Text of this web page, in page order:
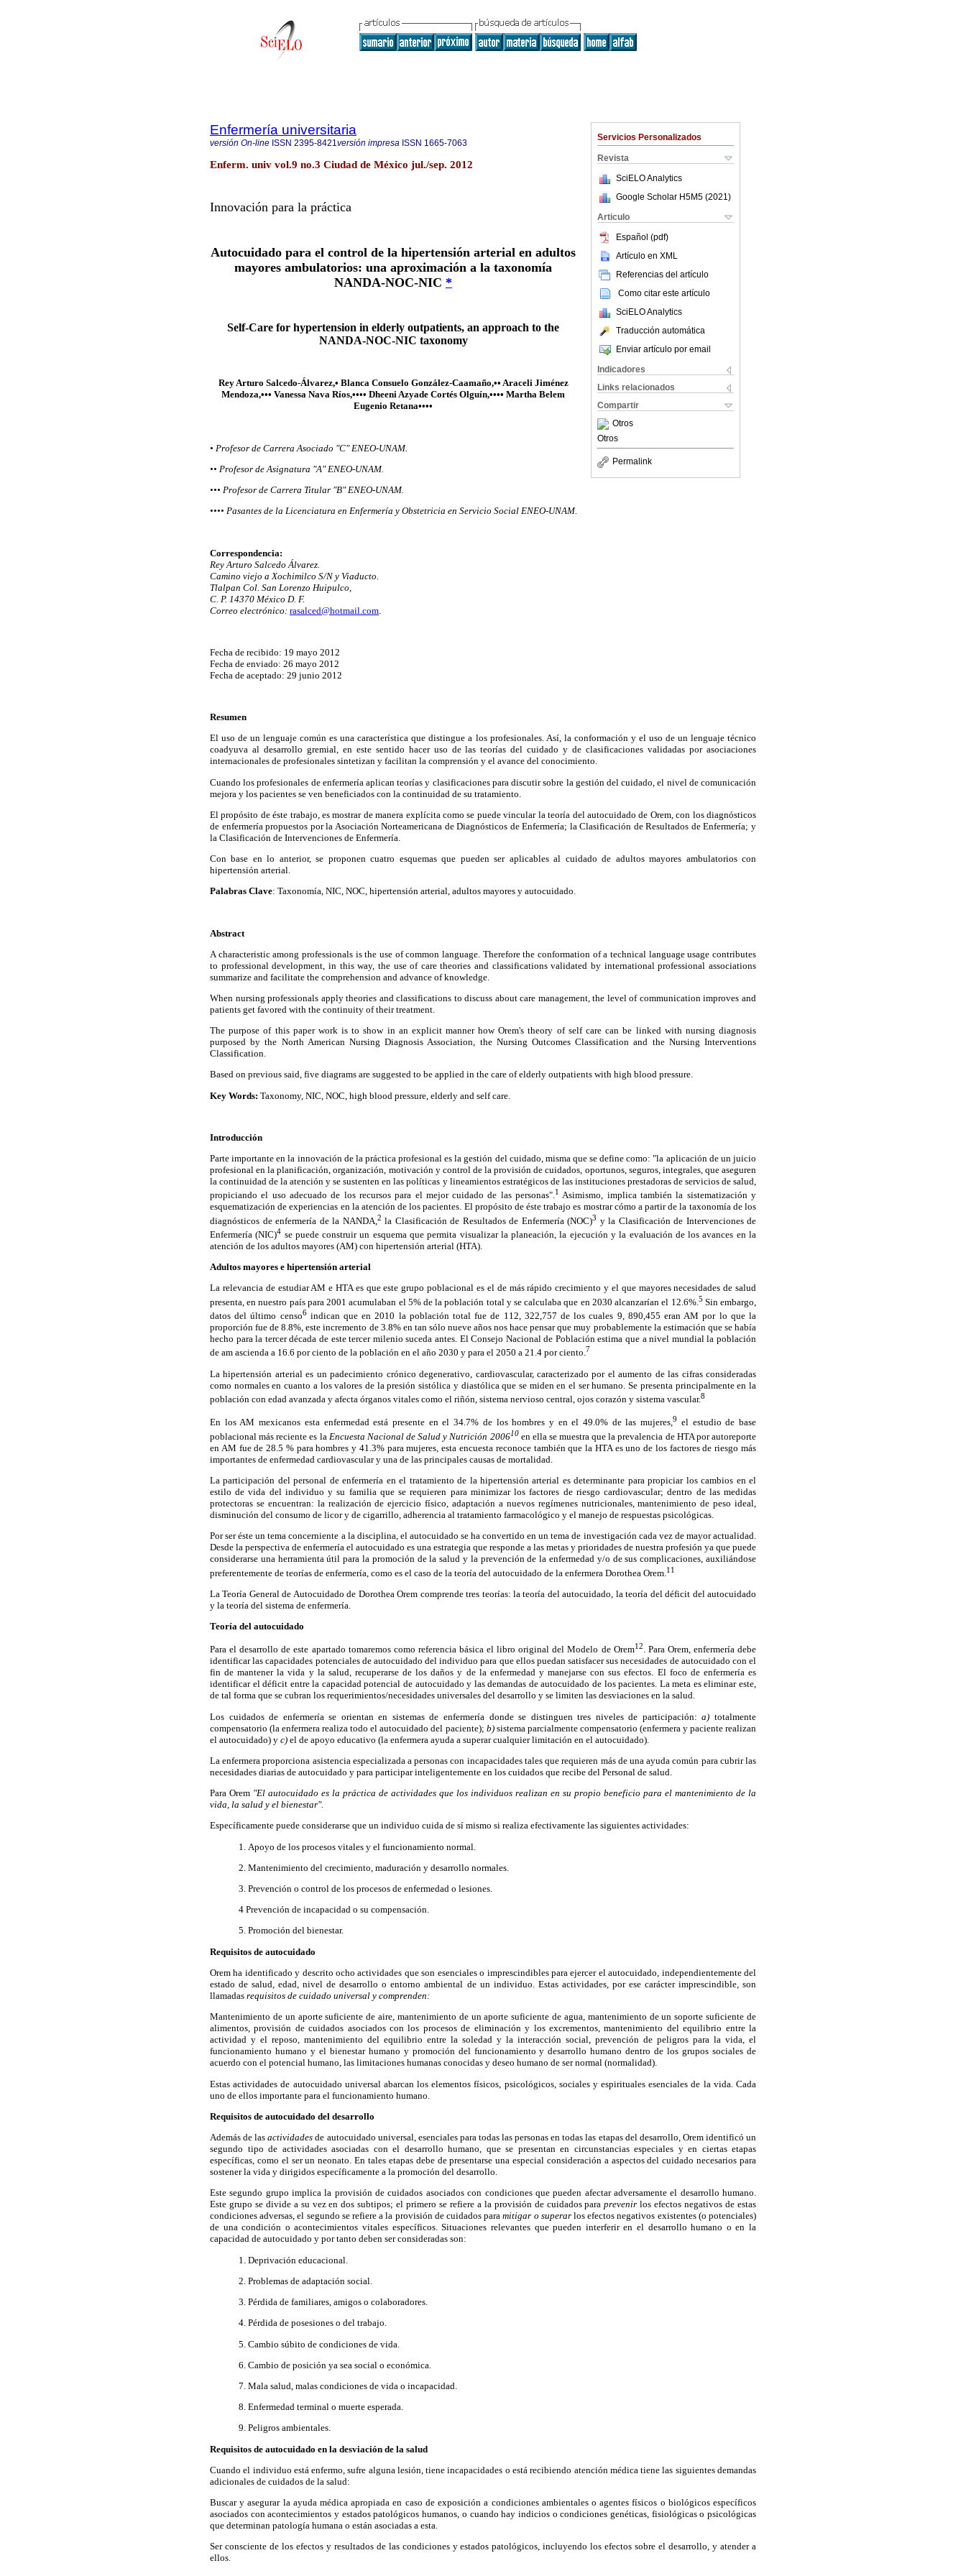
Servicios Personalizados
Revista
SciELO Analytics
Google Scholar H5M5 (2021 )
Articulo
Español (pdf)
Artículo en XML
Referencias del artículo
Como citar este artículo
SciELO Analytics
Traducción automática
Enviar artículo por email
Indicadores
Links relacionados
Compartir
Otros
Otros
Permalink
Enfermería universitaria
versión On-line ISSN 2395-8421versión impresa ISSN 1665-7063
Enferm. univ vol.9 no.3 Ciudad de México jul./sep. 2012
Innovación para la práctica
Autocuidado para el control de la hipertensión arterial en adultos
mayores ambulatorios: una aproximación a la taxonomía
NANDA-NOC-NIC *
Self-Care for hypertension in elderly outpatients, an approach to the
NANDA-NOC-NIC taxonomy
Rey Arturo Salcedo-Álvarez,• Blanca Consuelo González-Caamaño,•• Araceli Jiménez
Mendoza,••• Vanessa Nava Ríos,•••• Dheeni Azyade Cortés Olguín,•••• Martha Belem
Eugenio Retana••••
• Profesor de Carrera Asociado "C" ENEO-UNAM.
•• Profesor de Asignatura "A" ENEO-UNAM.
••• Profesor de Carrera Titular "B" ENEO-UNAM.
•••• Pasantes de la Licenciatura en Enfermería y Obstetricia en Servicio Social ENEO-UNAM.
Correspondencia:
Rey Arturo Salcedo Álvarez.
Camino viejo a Xochimilco S/N y Viaducto.
Tlalpan Col. San Lorenzo Huipulco,
C. P. 14370 México D. F.
Correo electrónico: rasalced@hotmail.com
Fecha de recibido: 19 mayo 2012
Fecha de enviado: 26 mayo 2012
Fecha de aceptado: 29 junio 2012
Resumen
El uso de un lenguaje común es una característica que distingue a los profesionales. Así, la conformación y el uso de un lenguaje técnico
coadyuva al desarrollo gremial, en este sentido hacer uso de las teorías del cuidado y de clasificaciones validadas por asociaciones
internacionales de profesionales sintetizan y facilitan la comprensión y el avance del conocimiento.
Cuando los profesionales de enfermería aplican teorías y clasificaciones para discutir sobre la gestión del cuidado, el nivel de comunicación
mejora y los pacientes se ven beneficiados con la continuidad de su tratamiento.
El propósito de éste trabajo, es mostrar de manera explícita como se puede vincular la teoría del autocuidado de Orem, con los diagnósticos
de enfermería propuestos por la Asociación Norteamericana de Diagnósticos de Enfermería; la Clasificación de Resultados de Enfermería; y
la Clasificación de Intervenciones de Enfermería.
Con base en lo anterior, se proponen cuatro esquemas que pueden ser aplicables al cuidado de adultos mayores ambulatorios con
hipertensión arterial.
Palabras Clave: Taxonomía, NIC, NOC, hipertensión arterial, adultos mayores y autocuidado.
Abstract
A characteristic among professionals is the use of common language. Therefore the conformation of a technical language usage contributes
to professional development, in this way, the use of care theories and classifications validated by international professional associations
summarize and facilitate the comprehension and advance of knowledge.
When nursing professionals apply theories and classifications to discuss about care management, the level of communication improves and
patients get favored with the continuity of their treatment.
The purpose of this paper work is to show in an explicit manner how Orem's theory of self care can be linked with nursing diagnosis
purposed by the North American Nursing Diagnosis Association, the Nursing Outcomes Classification and the Nursing Interventions
Classification.
Based on previous said, five diagrams are suggested to be applied in the care of elderly outpatients with high blood pressure.
Key Words: Taxonomy, NIC, NOC, high blood pressure, elderly and self care.
Introducción
Parte importante en la innovación de la práctica profesional es la gestión del cuidado, misma que se define como: "la aplicación de un juicio
profesional en la planificación, organización, motivación y control de la provisión de cuidados, oportunos, seguros, integrales, que aseguren
la continuidad de la atención y se sustenten en las políticas y lineamientos estratégicos de las instituciones prestadoras de servicios de salud,
propiciando el uso adecuado de los recursos para el mejor cuidado de las personas".1 Asimismo, implica también la sistematización y
esquematización de experiencias en la atención de los pacientes. El propósito de éste trabajo es mostrar cómo a partir de la taxonomía de los
diagnósticos de enfermería de la NANDA, 2 la Clasificación de Resultados de Enfermería (NOC)3 y la Clasificación de Intervenciones de
Enfermería (NIC)4 se puede construir un esquema que permita visualizar la planeación, la ejecución y la evaluación de los avances en la
atención de los adultos mayores (AM) con hipertensión arterial (HTA).
Adultos mayores e hipertensión arterial
La relevancia de estudiar AM e HTA es que este grupo poblacional es el de más rápido crecimiento y el que mayores necesidades de salud
presenta, en nuestro país para 2001 acumulaban el 5% de la población total y se calculaba que en 2030 alcanzarían el 12.6%. 5 Sin embargo,
datos del último censo6indican que en 2010 la población total fue de 112, 322,757 de los cuales 9, 890,455 eran AM por lo que la
proporción fue de 8.8%, este incremento de 3.8% en tan sólo nueve años nos hace pensar que muy probablemente la estimación que se había
hecho para la tercer década de este tercer milenio suceda antes. El Consejo Nacional de Población estima que a nivel mundial la población
de am ascienda a 16.6 por ciento de la población en el año 2030 y para el 2050 a 21.4 por ciento.7
La hipertensión arterial es un padecimiento crónico degenerativo, cardiovascular, caracterizado por el aumento de las cifras consideradas
como normales en cuanto a los valores de la presión sistólica y diastólica que se miden en el ser humano. Se presenta principalmente en la
población con edad avanzada y afecta órganos vitales como el riñón, sistema nervioso central, ojos corazón y sistema vascular.8
En los AM mexicanos esta enfermedad está presente en el 34.7% de los hombres y en el 49.0% de las mujeres,9 el estudio de base
poblacional más reciente es la Encuesta Nacional de Salud y Nutrición 200610en ella se muestra que la prevalencia de HTA por autoreporte
en AM fue de 28.5 % para hombres y 41.3% para mujeres, esta encuesta reconoce también que la HTA es uno de los factores de riesgo más
importantes de enfermedad cardiovascular y una de las principales causas de mortalidad.
La participación del personal de enfermería en el tratamiento de la hipertensión arterial es determinante para propiciar los cambios en el
estilo de vida del individuo y su familia que se requieren para minimizar los factores de riesgo cardiovascular; dentro de las medidas
protectoras se encuentran: la realización de ejercicio físico, adaptación a nuevos regímenes nutricionales, mantenimiento de peso ideal,
disminución del consumo de licor y de cigarrillo, adherencia al tratamiento farmacológico y el manejo de respuestas psicológicas.
Por ser éste un tema concerniente a la disciplina, el autocuidado se ha convertido en un tema de investigación cada vez de mayor actualidad.
Desde la perspectiva de enfermería el autocuidado es una estrategia que responde a las metas y prioridades de nuestra profesión ya que puede
considerarse una herramienta útil para la promoción de la salud y la prevención de la enfermedad y/o de sus complicaciones, auxiliándose
preferentemente de teorías de enfermería, como es el caso de la teoría del autocuidado de la enfermera Dorothea Orem. 11
La Teoría General de Autocuidado de Dorothea Orem comprende tres teorías: la teoría del autocuidado, la teoría del déficit del autocuidado
y la teoría del sistema de enfermería.
Teoría del autocuidado
Para el desarrollo de este apartado tomaremos como referencia básica el libro original del Modelo de Orem12. Para Orem, enfermería debe
identificar las capacidades potenciales de autocuidado del individuo para que ellos puedan satisfacer sus necesidades de autocuidado con el
fin de mantener la vida y la salud, recuperarse de los daños y de la enfermedad y manejarse con sus efectos. El foco de enfermería es
identificar el déficit entre la capacidad potencial de autocuidado y las demandas de autocuidado de los pacientes. La meta es eliminar este,
de tal forma que se cubran los requerimientos/necesidades universales del desarrollo y se limiten las desviaciones en la salud.
Los cuidados de enfermería se orientan en sistemas de enfermería donde se distinguen tres niveles de participación:a) totalmente
compensatorio (la enfermera realiza todo el autocuidado del paciente); b)sistema parcialmente compensatorio (enfermera y paciente realizan
el autocuidado) y c) el de apoyo educativo (la enfermera ayuda a superar cualquier limitación en el autocuidado).
La enfermera proporciona asistencia especializada a personas con incapacidades tales que requieren más de una ayuda común para cubrir las
necesidades diarias de autocuidado y para participar inteligentemente en los cuidados que recibe del Personal de salud.
Para Orem "El autocuidado es la práctica de actividades que los individuos realizan en su propio beneficio para el mantenimiento de la
vida, la salud y el bienestar".
Específicamente puede considerarse que un individuo cuida de sí mismo si realiza efectivamente las siguientes actividades:
1. Apoyo de los procesos vitales y el funcionamiento normal.
2. Mantenimiento del crecimiento, maduración y desarrollo normales.
3. Prevención o control de los procesos de enfermedad o lesiones.
4 Prevención de incapacidad o su compensación.
5. Promoción del bienestar.
Requisitos de autocuidado
Orem ha identificado y descrito ocho actividades que son esenciales o imprescindibles para ejercer el autocuidado, independientemente del
estado de salud, edad, nivel de desarrollo o entorno ambiental de un individuo. Estas actividades, por ese carácter imprescindible, son
llamadas requisitos de cuidado universal y comprenden:
Mantenimiento de un aporte suficiente de aire, mantenimiento de un aporte suficiente de agua, mantenimiento de un soporte suficiente de
alimentos, provisión de cuidados asociados con los procesos de eliminación y los excrementos, mantenimiento del equilibrio entre la
actividad y el reposo, mantenimiento del equilibrio entre la soledad y la interacción social, prevención de peligros para la vida, el
funcionamiento humano y el bienestar humano y promoción del funcionamiento y desarrollo humano dentro de los grupos sociales de
acuerdo con el potencial humano, las limitaciones humanas conocidas y deseo humano de ser normal (normalidad).
Estas actividades de autocuidado universal abarcan los elementos físicos, psicológicos, sociales y espirituales esenciales de la vida. Cada
uno de ellos importante para el funcionamiento humano.
Requisitos de autocuidado del desarrollo
Además de lasactividades de autocuidado universal, esenciales para todas las personas en todas las etapas del desarrollo, Orem identificó un
segundo tipo de actividades asociadas con el desarrollo humano, que se presentan en circunstancias especiales y en ciertas etapas
específicas, como el ser un neonato. En tales etapas debe de presentarse una especial consideración a aspectos del cuidado necesarios para
sostener la vida y dirigidos específicamente a la promoción del desarrollo.
Este segundo grupo implica la provisión de cuidados asociados con condiciones que pueden afectar adversamente el desarrollo humano.
Este grupo se divide a su vez en dos subtipos; el primero se refiere a la provisión de cuidados paraprevenir los efectos negativos de estas
condiciones adversas, el segundo se refiere a la provisión de cuidados paramitigar o superarlos efectos negativos existentes (o potenciales)
de una condición o acontecimientos vitales específicos. Situaciones relevantes que pueden interferir en el desarrollo humano o en la
capacidad de autocuidado y por tanto deben ser consideradas son:
1. Deprivación educacional.
2. Problemas de adaptación social.
3. Pérdida de familiares, amigos o colaboradores.
4. Pérdida de posesiones o del trabajo.
5. Cambio súbito de condiciones de vida.
6. Cambio de posición ya sea social o económica.
7. Mala salud, malas condiciones de vida o incapacidad.
8. Enfermedad terminal o muerte esperada.
9. Peligros ambientales.
Requisitos de autocuidado en la desviación de la salud
Cuando el individuo está enfermo, sufre alguna lesión, tiene incapacidades o está recibiendo atención médica tiene las siguientes demandas
adicionales de cuidados de la salud:
Buscar y asegurar la ayuda médica apropiada en caso de exposición a condiciones ambientales o agentes físicos o biológicos específicos
asociados con acontecimientos y estados patológicos humanos, o cuando hay indicios o condiciones genéticas, fisiológicas o psicológicas
que determinan patología humana o están asociadas a esta.
Ser consciente de los efectos y resultados de las condiciones y estados patológicos, incluyendo los efectos sobre el desarrollo, y atender a
ellos.